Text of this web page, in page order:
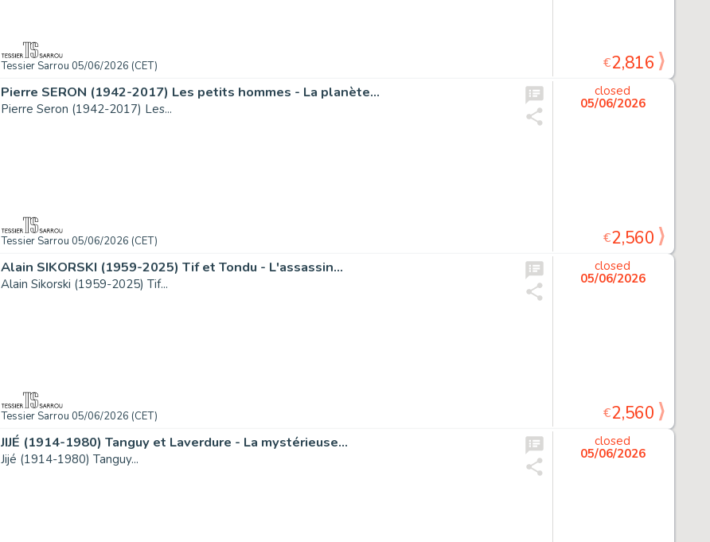
Tessier Sarrou 05/06/2026 (CET) €2,816
Pierre SERON (1942-2017) Les petits hommes - La planète...
Pierre Seron (1942-2017) Les...
Tessier Sarrou 05/06/2026 (CET)
closed
05/06/2026
€2,560
Alain SIKORSKI (1959-2025) Tif et Tondu - L'assassin...
Alain Sikorski (1959-2025) Tif...
Tessier Sarrou 05/06/2026 (CET)
closed
05/06/2026
€2,560
JIJÉ (1914-1980) Tanguy et Laverdure - La mystérieuse...
Jijé (1914-1980) Tanguy...
closed
05/06/2026